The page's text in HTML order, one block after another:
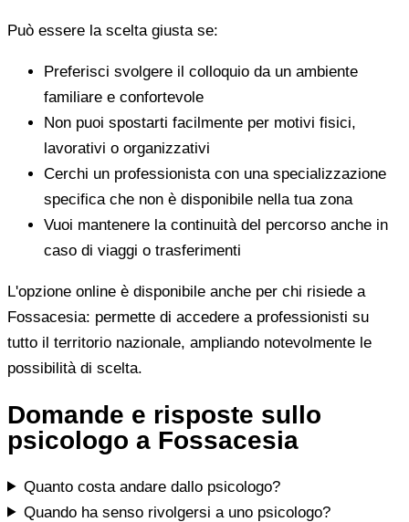
Può essere la scelta giusta se:
Preferisci svolgere il colloquio da un ambiente
familiare e confortevole
Non puoi spostarti facilmente per motivi fisici,
lavorativi o organizzativi
Cerchi un professionista con una specializzazione
specifica che non è disponibile nella tua zona
Vuoi mantenere la continuità del percorso anche in
caso di viaggi o trasferimenti
L'opzione online è disponibile anche per chi risiede a
Fossacesia: permette di accedere a professionisti su
tutto il territorio nazionale, ampliando notevolmente le
possibilità di scelta.
Domande e risposte sullo
psicologo a Fossacesia
Quanto costa andare dallo psicologo?
Quando ha senso rivolgersi a uno psicologo?